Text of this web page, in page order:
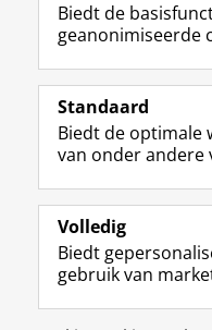
Volg de
Studiekiezers
Alumni
Over ons
Biedt de
geanonimiseerde
Standaard
Biedt de optimale
van onder andere
Volledig
Biedt
gebruik van